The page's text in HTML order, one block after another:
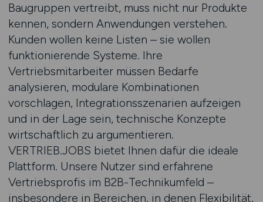
Baugruppen vertreibt, muss nicht nur Produkte
kennen, sondern Anwendungen verstehen.
Kunden wollen keine Listen – sie wollen
funktionierende Systeme. Ihre
Vertriebsmitarbeiter müssen Bedarfe
analysieren, modulare Kombinationen
vorschlagen, Integrationsszenarien aufzeigen
und in der Lage sein, technische Konzepte
wirtschaftlich zu argumentieren.
VERTRIEB.JOBS bietet Ihnen dafür die ideale
Plattform. Unsere Nutzer sind erfahrene
Vertriebsprofis im B2B-Technikumfeld –
insbesondere in Bereichen, in denen Flexibilität,